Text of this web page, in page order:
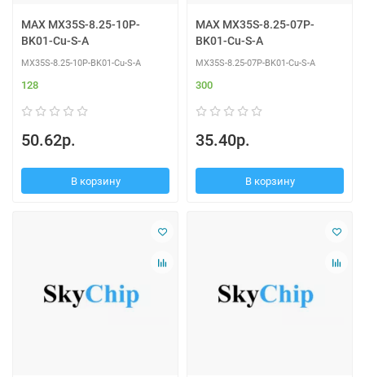
MAX MX35S-8.25-10P-
BK01-Cu-S-A
MX35S-8.25-10P-BK01-Cu-S-A
128
50.62р.
В корзину
MAX MX35S-8.25-07P-
BK01-Cu-S-A
MX35S-8.25-07P-BK01-Cu-S-A
300
35.40р.
В корзину